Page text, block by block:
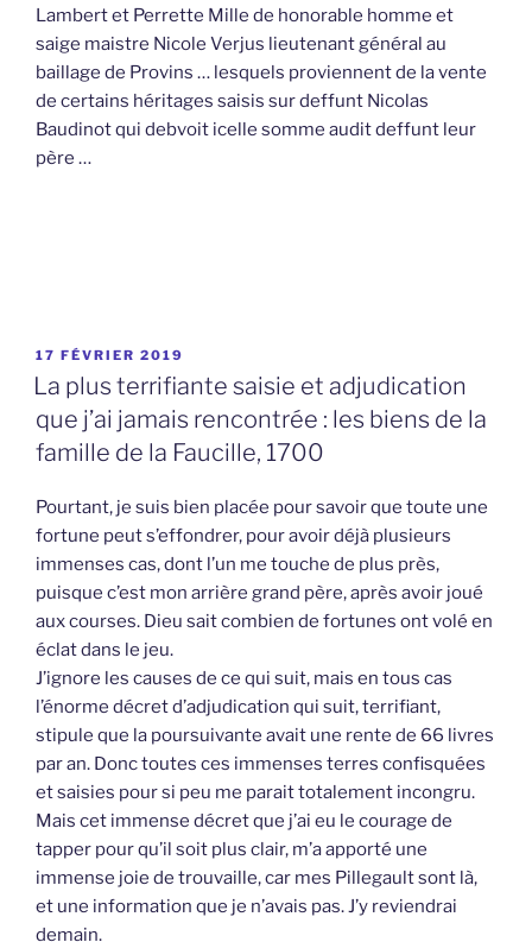
Lambert et Perrette Mille de honorable homme et
saige maistre Nicole Verjus lieutenant général au
baillage de Provins … lesquels proviennent de la vente
de certains héritages saisis sur deffunt Nicolas
Baudinot qui debvoit icelle somme audit deffunt leur
père …
PUBLIÉ
LE
17 FÉVRIER 2019
La plus terrifiante saisie et adjudication
que j’ai jamais rencontrée : les biens de la
famille de la Faucille, 1700
Pourtant, je suis bien placée pour savoir que toute une
fortune peut s’effondrer, pour avoir déjà plusieurs
immenses cas, dont l’un me touche de plus près,
puisque c’est mon arrière grand père, après avoir joué
aux courses. Dieu sait combien de fortunes ont volé en
éclat dans le jeu.
J’ignore les causes de ce qui suit, mais en tous cas
l’énorme décret d’adjudication qui suit, terrifiant,
stipule que la poursuivante avait une rente de 66 livres
par an. Donc toutes ces immenses terres confisquées
et saisies pour si peu me parait totalement incongru.
Mais cet immense décret que j’ai eu le courage de
tapper pour qu’il soit plus clair, m’a apporté une
immense joie de trouvaille, car mes Pillegault sont là,
et une information que je n’avais pas. J’y reviendrai
demain.